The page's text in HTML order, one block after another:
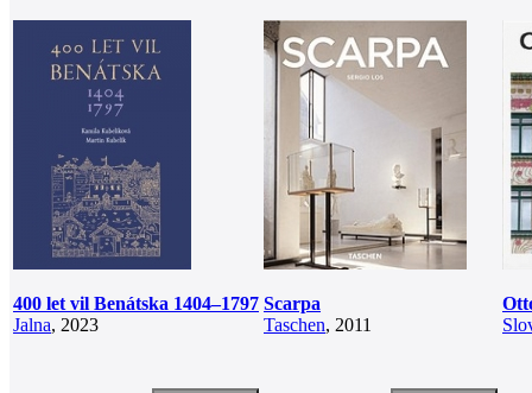
400 let vil Benátska 1404–1797
Jalna, 2023
Scarpa
Taschen, 2011